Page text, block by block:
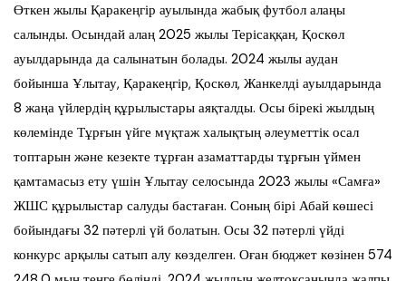
Өткен жылы Қаракеңгір ауылында жабық футбол алаңы
салынды. Осындай алаң 2025 жылы Терісаққан, Қоскөл
ауылдарында да салынатын болады. 2024 жылы аудан
бойынша Ұлытау, Қаракеңгір, Қоскөл, Жанкелді ауылдарында
8 жаңа үйлердің құрылыстары аяқталды. Осы бірекі жылдың
көлемінде Тұрғын үйге мүқтаж халықтың әлеуметтік осал
топтарын және кезекте тұрған азаматтарды тұрғын үймен
қамтамасыз ету үшін Ұлытау селосында 2023 жылы «Самға»
ЖШС құрылыстар салуды бастаған. Соның бірі Абай көшесі
бойындағы 32 пәтерлі үй болатын. Осы 32 пәтерлі үйді
конкурс арқылы сатып алу көзделген. Оған бюджет көзінен 574